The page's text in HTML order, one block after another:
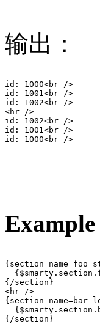
输出：
id: 1000<br />
id: 1001<br />
id: 1002<br />
<hr />
id: 1002<br />
id: 1001<br />
id: 1000<br />
{section name=foo
{/section}
<hr />
{section name=bar
{/section}